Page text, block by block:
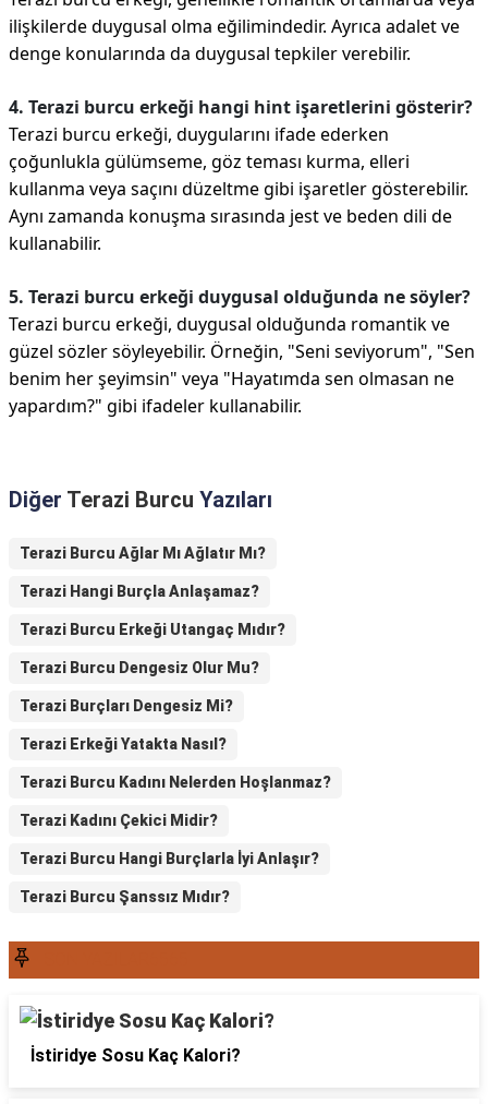
ilişkilerde duygusal olma eğilimindedir. Ayrıca adalet ve
denge konularında da duygusal tepkiler verebilir.
4. Terazi burcu erkeği hangi hint işaretlerini gösterir?
Terazi burcu erkeği, duygularını ifade ederken
çoğunlukla gülümseme, göz teması kurma, elleri
kullanma veya saçını düzeltme gibi işaretler gösterebilir.
Aynı zamanda konuşma sırasında jest ve beden dili de
kullanabilir.
5. Terazi burcu erkeği duygusal olduğunda ne söyler?
Terazi burcu erkeği, duygusal olduğunda romantik ve
güzel sözler söyleyebilir. Örneğin, "Seni seviyorum", "Sen
benim her şeyimsin" veya "Hayatımda sen olmasan ne
yapardım?" gibi ifadeler kullanabilir.
Diğer Terazi Burcu Yazıları
Terazi Burcu Ağlar Mı Ağlatır Mı?
Terazi Hangi Burçla Anlaşamaz?
Terazi Burcu Erkeği Utangaç Mıdır?
Terazi Burcu Dengesiz Olur Mu?
Terazi Burçları Dengesiz Mi?
Terazi Erkeği Yatakta Nasıl?
Terazi Burcu Kadını Nelerden Hoşlanmaz?
Terazi Kadını Çekici Midir?
Terazi Burcu Hangi Burçlarla İyi Anlaşır?
Terazi Burcu Şanssız Mıdır?
İstiridye Sosu Kaç Kalori?